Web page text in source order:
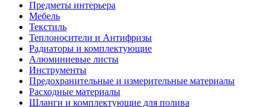
Предметы интерьера
Мебель
Текстиль
Теплоносители и Антифризы
Радиаторы и комплектующие
Алюминиевые листы
Инструменты
Предохранительные и измерительные материалы
Расходные материалы
Шланги и комплектующие для полива